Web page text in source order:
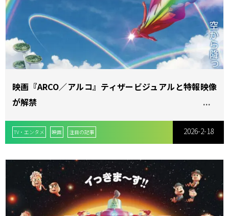
映画『ARCO／アルコ』ティザービジュアルと特報映像
が解禁
TV・エンタメ 映画 注目の記事 2026-2-18